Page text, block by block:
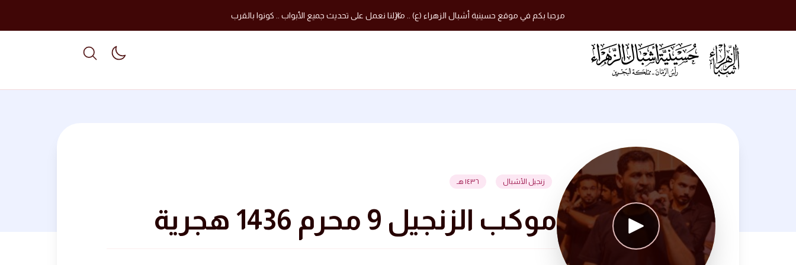
مرحبا بكم في موقع حسينية أشبال الزهراء (ع) .. مازلنا نعمل على تحديث جميع الأبواب .. كونوا بالقرب
dark mode
زنجيل الأشبال ١٤٣٦ هـ
موكب الزنجيل 9 محرم 1436 هجرية